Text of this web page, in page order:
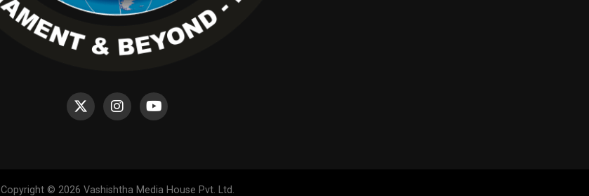
Copyright © 2026 Vashishtha Media House Pvt. Ltd.